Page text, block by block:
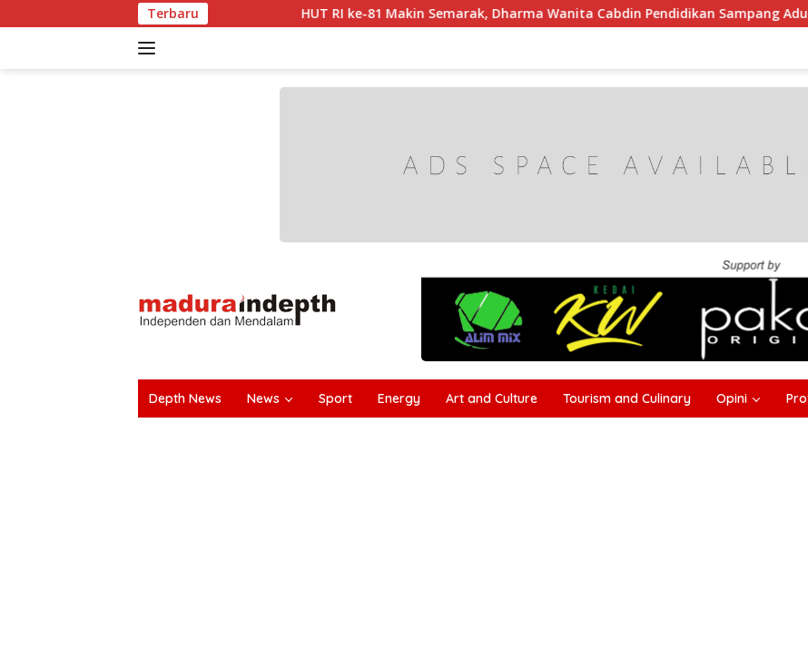
ke
Terbaru
HUT RI ke-81 Makin Semarak, Dharma Wanita Cabdin Pendidikan Sampang Adu Kekompakan Lewat
Depth News News Sport Energy Art and Culture Tourism and Culinary Opini